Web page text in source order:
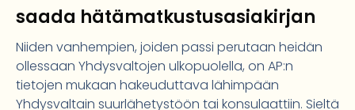
saada hätämatkustusasiakirjan
Niiden vanhempien, joiden passi perutaan heidän
ollessaan Yhdysvaltojen ulkopuolella, on AP:n
tietojen mukaan hakeuduttava lähimpään
Yhdysvaltain suurlähetystöön tai konsulaattiin. Sieltä